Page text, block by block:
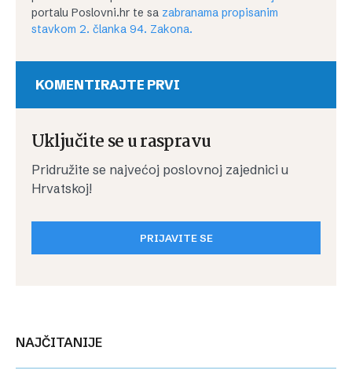
portalu Poslovni.hr te sa zabranama propisanim
stavkom 2. članka 94. Zakona.
KOMENTIRAJTE PRVI
Uključite se u raspravu
Pridružite se najvećoj poslovnoj zajednici u
Hrvatskoj!
PRIJAVITE SE
NAJČITANIJE